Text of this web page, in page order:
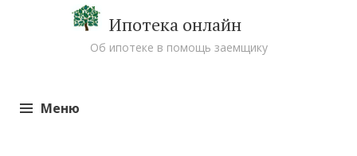
Ипотека онлайн
Об ипотеке в помощь заемщику
Меню